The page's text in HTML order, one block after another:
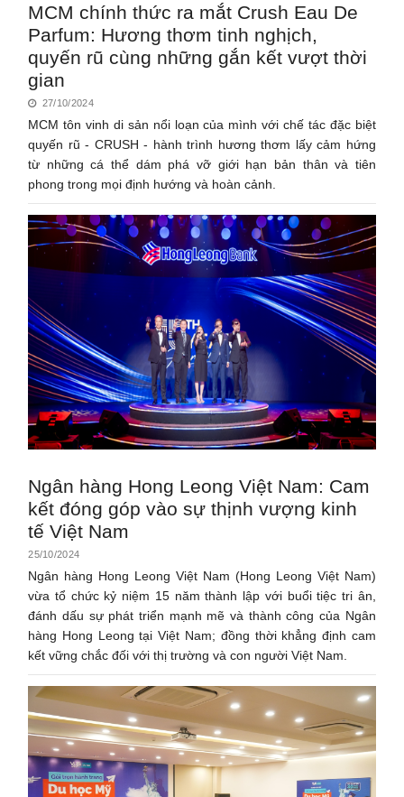
MCM chính thức ra mắt Crush Eau De
Parfum: Hương thơm tinh nghịch,
quyến rũ cùng những gắn kết vượt thời
gian
27/10/2024
MCM tôn vinh di sản nổi loạn của mình với chế tác đặc biệt
quyến rũ - CRUSH - hành trình hương thơm lấy cảm hứng
từ những cá thể dám phá vỡ giới hạn bản thân và tiên
phong trong mọi định hướng và hoàn cảnh.
Ngân hàng Hong Leong Việt Nam: Cam
kết đóng góp vào sự thịnh vượng kinh
tế Việt Nam
25/10/2024
Ngân hàng Hong Leong Việt Nam (Hong Leong Việt Nam)
vừa tổ chức kỷ niệm 15 năm thành lập với buổi tiệc tri ân,
đánh dấu sự phát triển mạnh mẽ và thành công của Ngân
hàng Hong Leong tại Việt Nam; đồng thời khẳng định cam
kết vững chắc đối với thị trường và con người Việt Nam.